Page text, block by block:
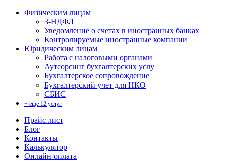
Физическим лицам
3-НДФЛ
Уведомление о счетах в иностранных банках
Контролируемые иностранные компании
Юридическим лицам
Работа с налоговыми органами
Аутсорсинг бухгалтерских услу
Бухгалтерское сопровождение
Бухгалтерский учет для НКО
СБИС
+ еще 12 услуг
Прайс лист
Блог
Контакты
Калькулятор
Онлайн-оплата